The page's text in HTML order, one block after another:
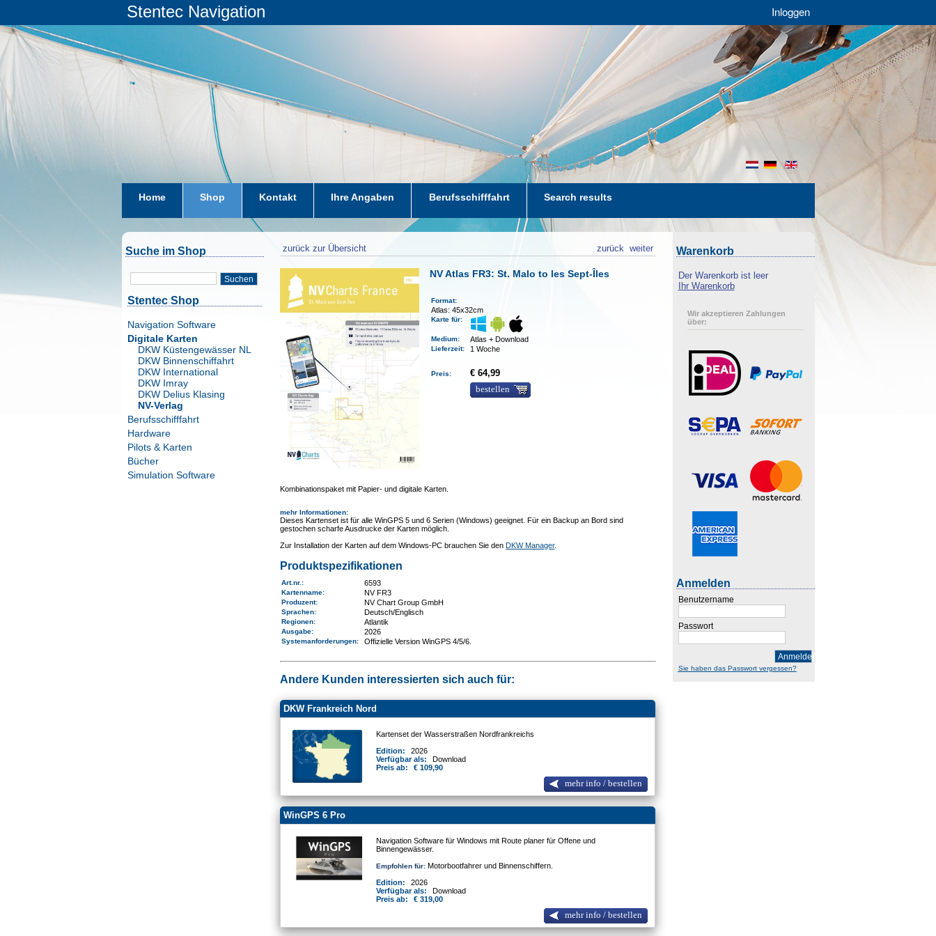
Stentec Navigation Inloggen
en
de
nl
Home Shop Kontakt Ihre Angaben Berufsschifffahrt Search results
Suche im Shop
Suchen
Stentec Shop
Navigation Software
Digitale Karten
DKW Küstengewässer NL
DKW Binnenschiffahrt
DKW International
DKW Imray
DKW Delius Klasing
NV-Verlag
Berufsschifffahrt
Hardware
Pilots & Karten
Bücher
Simulation Software
zurück zur Übersicht weiter
zurück
NV Atlas FR3: St. Malo to les Sept-Îles
Format:
Atlas: 45x32cm
Karte für:
Medium: Atlas + Download
Lieferzeit: 1 Woche
Preis:
€ 64,99
bestellen
Kombinationspaket mit Papier- und digitale Karten.
mehr Informationen:
Dieses Kartenset ist für alle WinGPS 5 und 6 Serien (Windows) geeignet. Für ein Backup an Bord sind
gestochen scharfe Ausdrucke der Karten möglich.
Zur Installation der Karten auf dem Windows-PC brauchen Sie denDKW Manager.
Produktspezifikationen
Art.nr. : 6593
Kartenname: NV FR3
Produzent: NV Chart Group GmbH
Sprachen: Deutsch/Englisch
Regionen: Atlantik
Ausgabe: 2026
Systemanforderungen: Offizielle Version WinGPS 4/5/6.
Andere Kunden interessierten sich auch für:
DKW Frankreich Nord
Kartenset der Wasserstraßen Nordfrankreichs
Edition:
2026
Verfügbar als:
Download
Preis ab:
€ 109,90
mehr info / bestellen
WinGPS 6 Pro
Navigation Software für Windows mit Route planer für Offene und
Binnengewässer.
Empfohlen für: Motorbootfahrer und Binnenschiffern.
Edition:
2026
Verfügbar als:
Download
Preis ab:
€ 319,00
mehr info / bestellen
Warenkorb
Der Warenkorb ist leer
Ihr Warenkorb
Wir akzeptieren Zahlungen
über:
Anmelden
Benutzername
Passwort
Anmelden
Sie haben das Passwort vergessen?